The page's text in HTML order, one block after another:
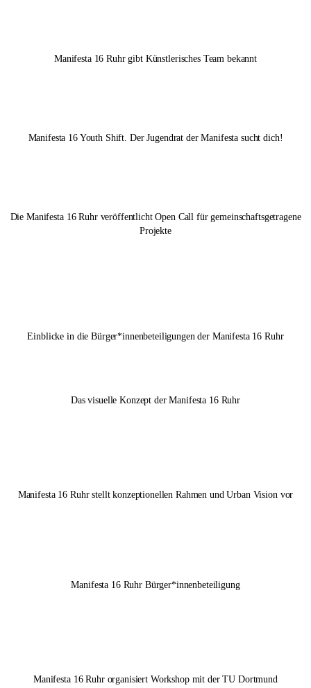
Manifesta 16 Ruhrgibt Künstlerisches Team bekannt
Manifesta 16 Youth Shift. Der Jugendrat der Manifesta sucht dich!
DieManifesta 16 Ruhrveröffentlicht Open Call für gemeinschaftsgetragene
Projekte
Einblicke in die Bürger*innenbeteiligungen der Manifesta 16 Ruhr
Das visuelle Konzept derManifesta 16 Ruhr
Manifesta 16 Ruhrstellt konzeptionellen Rahmen und Urban Vision vor
Manifesta 16 RuhrBürger*innenbeteiligung
Manifesta 16 Ruhrorganisiert Workshop mit der TU Dortmund